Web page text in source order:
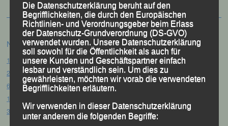
Neueste Beiträge
15. Pörndorfer Sommernachtslauf – Pörndorf, 01.08.2026
20. Goldener Steig-Lauf – Stozec/Tusset, 01.08.2026
61. Bergsportfest – Ortenburg, 26.07.2026
12. Loser Berglauf – Altaussee/Österreich, 25.07.2026
32. Sommerbiathlon – Passau, 18.07.2026
Die Datenschutzerklärung beruht auf den
Begrifflichkeiten, die durch den Europäischen
Richtlinien- und Verordnungsgeber beim Erlass
der Datenschutz-Grundverordnung (DS-GVO)
verwendet wurden. Unsere Datenschutzerklärung
soll sowohl für die Öffentlichkeit als auch für
unsere Kunden und Geschäftspartner einfach
lesbar und verständlich sein. Um dies zu
gewährleisten, möchten wir vorab die verwendeten
Begrifflichkeiten erläutern.
Wir verwenden in dieser Datenschutzerklärung
unter anderem die folgenden Begriffe: